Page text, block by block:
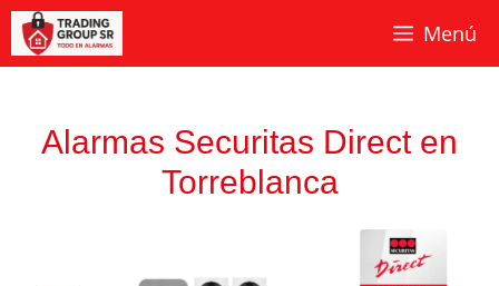
Saltar
contenido
Menú
Alarmas Securitas Direct en
Torreblanca